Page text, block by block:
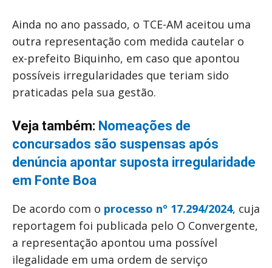
Ainda no ano passado, o TCE-AM aceitou uma
outra representação com medida cautelar o
ex-prefeito Biquinho, em caso que apontou
possíveis irregularidades que teriam sido
praticadas pela sua gestão.
Veja também: Nomeações de
concursados são suspensas após
denúncia apontar suposta irregularidade
em Fonte Boa
De acordo com o processo nº 17.294/2024, cuja
reportagem foi publicada pelo O Convergente,
a representação apontou uma possível
ilegalidade em uma ordem de serviço